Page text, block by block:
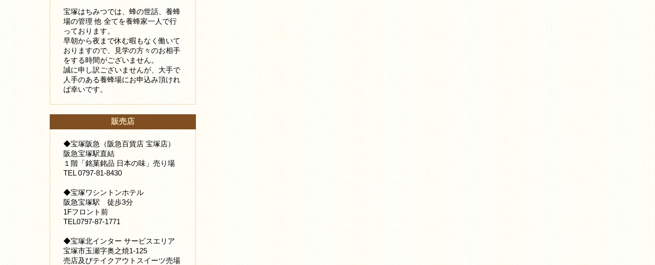
宝塚はちみつでは、蜂の世話、養蜂
場の管理 他 全てを養蜂家一人で行
っております。
早朝から夜まで休む暇もなく働いて
おりますので、見学の方々のお相手
をする時間がございません。
誠に申し訳ございませんが、大手で
人手のある養蜂場にお申込み頂けれ
ば幸いです。
販売店
◆宝塚阪急（阪急百貨店 宝塚店）
阪急宝塚駅直結
１階「銘菓銘品 日本の味」売り場
TEL 0797-81-8430
◆宝塚ワシントンホテル
阪急宝塚駅 徒歩3分
1Fフロント前
TEL0797-87-1771
◆宝塚北インター サービスエリア
宝塚市玉瀬字奥之焼1-125
売店及びテイクアウトスイーツ売場